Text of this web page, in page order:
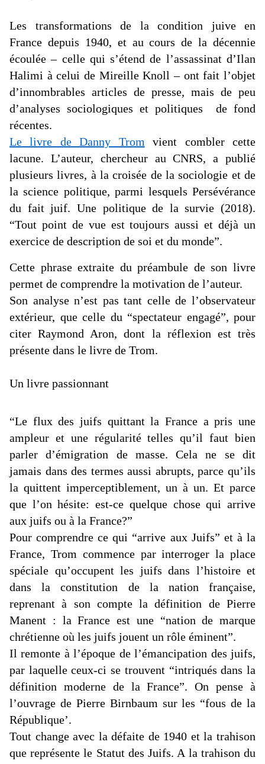
Les transformations de la condition juive en
France depuis 1940, et au cours de la décennie
écoulée – celle qui s’étend de l’assassinat d’Ilan
Halimi à celui de Mireille Knoll – ont fait l’objet
d’innombrables articles de presse, mais de peu
d’analyses sociologiques et politiques de fond
récentes.
Le livre de Danny Trom
vient combler cette
lacune. L’auteur, chercheur au CNRS, a publié
plusieurs livres, à la croisée de la sociologie et de
la science politique, parmi lesquels Persévérance
du fait juif. Une politique de la survie (2018).
“Tout point de vue est toujours aussi et déjà un
exercice de description de soi et du monde”.
Cette phrase extraite du préambule de son livre
permet de comprendre la motivation de l’auteur.
Son analyse n’est pas tant celle de l’observateur
extérieur, que celle du “spectateur engagé”, pour
citer Raymond Aron, dont la réflexion est très
présente dans le livre de Trom.
Un livre passionnant
“Le flux des juifs quittant la France a pris une
ampleur et une régularité telles qu’il faut bien
parler d’émigration de masse. Cela ne se dit
jamais dans des termes aussi abrupts, parce qu’ils
la quittent imperceptiblement, un à un. Et parce
que l’onhésite: est-ce quelque chose qui arrive
aux juifs ou à la France?”
Pour comprendre ce qui “arrive aux Juifs” et à la
France, Trom commence par interroger la place
spéciale qu’occupent les juifs dans l’histoire et
dans la constitution de la nation française,
reprenant à son compte la définition de Pierre
Manent : la France est une “nation de marque
chrétienne où les juifs jouent un rôle éminent”.
Il remonte à l’époque de l’émancipation des juifs,
par laquelle ceux-ci se trouvent “intriqués dans la
définition moderne de la France”. On pense à
l’ouvrage de Pierre Birnbaum sur les “fous de la
République’.
Tout change avec la défaite de 1940 et la trahison
que représente le Statut des Juifs. A la trahison du